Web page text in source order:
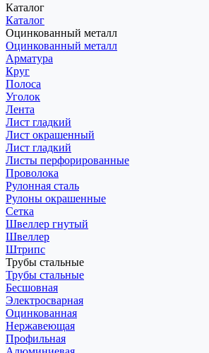
Каталог
Каталог
Оцинкованный металл
Оцинкованный металл
Арматура
Круг
Полоса
Уголок
Лента
Лист гладкий
Лист окрашенный
Лист гладкий
Листы перфорированные
Проволока
Рулонная сталь
Рулоны окрашенные
Сетка
Швеллер гнутый
Швеллер
Штрипс
Трубы стальные
Трубы стальные
Бесшовная
Электросварная
Оцинкованная
Нержавеющая
Профильная